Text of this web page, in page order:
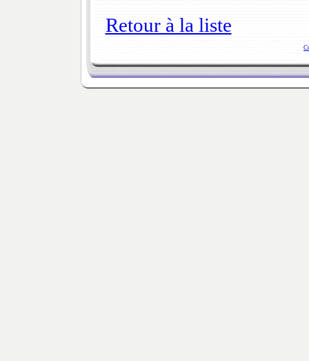
Retour à la liste